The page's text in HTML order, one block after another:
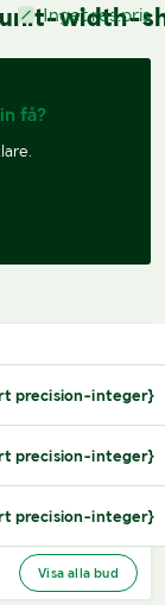
unit-width-
Inget res.pris
få?
precision-integer}
precision-integer}
precision-integer}
Visa alla bud